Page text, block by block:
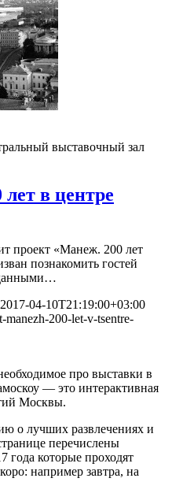
выставочный зал
в центре
проект «Манеж. 200 лет
познакомить гостей
2017-04-10T21:19:00+03:00
manezh-200-let-v-tsentre-
про выставки в
— это интерактивная
Москвы.
о лучших развлечениях и
перечислены
года которые проходят
например завтра, на